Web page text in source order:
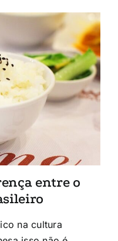
entre o
na cultura